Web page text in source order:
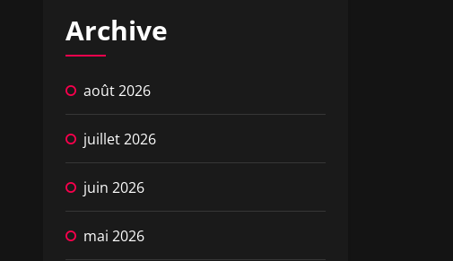
Archive
août 2026
juillet 2026
juin 2026
mai 2026